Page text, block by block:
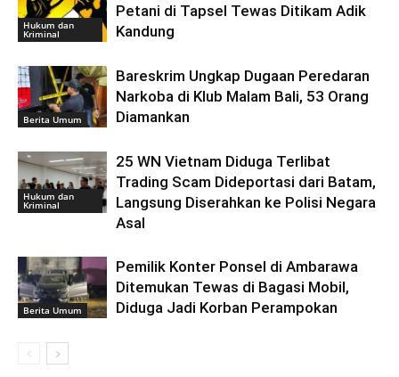
Hukum dan
Kriminal
Petani di Tapsel Tewas Ditikam Adik
Kandung
Berita Umum
Bareskrim Ungkap Dugaan Peredaran
Narkoba di Klub Malam Bali, 53 Orang
Diamankan
Hukum dan
Kriminal
25 WN Vietnam Diduga Terlibat
Trading Scam Dideportasi dari Batam,
Langsung Diserahkan ke Polisi Negara
Asal
Berita Umum
Pemilik Konter Ponsel di Ambarawa
Ditemukan Tewas di Bagasi Mobil,
Diduga Jadi Korban Perampokan